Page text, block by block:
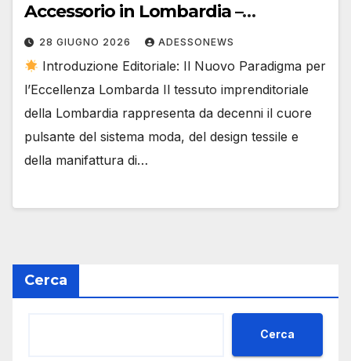
Accessorio in Lombardia –
#Adessonews – #Finsubito –
Adessonews
28 GIUGNO 2026 ADESSONEWS
Introduzione Editoriale: Il Nuovo Paradigma per
l’Eccellenza Lombarda Il tessuto imprenditoriale
della Lombardia rappresenta da decenni il cuore
pulsante del sistema moda, del design tessile e
della manifattura di…
Cerca
Cerca